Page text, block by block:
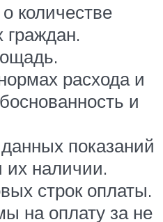
количестве
расхода и
и
показаний
их наличии.
строк оплаты.
на оплату за не